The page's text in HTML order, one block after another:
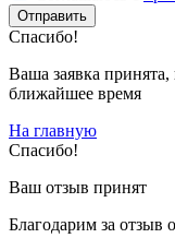
Спасибо!
Ваша заявка
ближайшее время
На главную
Спасибо!
Ваш отзыв принят
Благодарим за отзыв